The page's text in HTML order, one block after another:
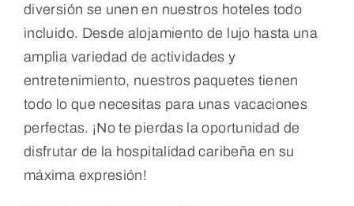
diversión se unen en nuestros hoteles todo
incluido. Desde alojamiento de lujo hasta una
amplia variedad de actividades y
entretenimiento, nuestros paquetes tienen
todo lo que necesitas para unas vacaciones
perfectas. ¡No te pierdas la oportunidad de
disfrutar de la hospitalidad caribeña en su
máxima expresión!